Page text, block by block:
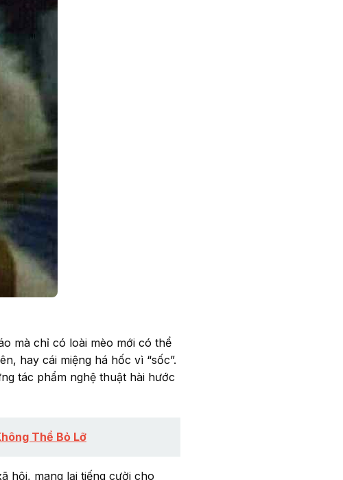
mà chỉ có loài mèo mới có thể
hay cái miệng há hốc vì “sốc”.
tác phẩm nghệ thuật hài hước
Thể Bỏ Lỡ
hội, mang lại tiếng cười cho